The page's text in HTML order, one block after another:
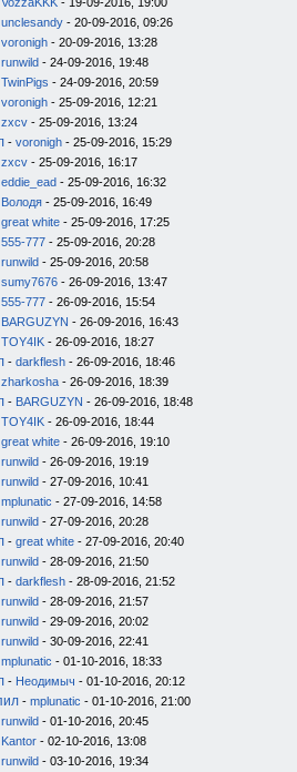
unclesandy - 20-09-2016, 09:26
voronigh - 20-09-2016, 13:28
runwild - 24-09-2016, 19:48
TwinPigs - 24-09-2016, 20:59
voronigh - 25-09-2016, 12:21
zxcv - 25-09-2016, 13:24
- voronigh - 25-09-2016, 15:29
zxcv - 25-09-2016, 16:17
eddie_ead - 25-09-2016, 16:32
Володя - 25-09-2016, 16:49
great white - 25-09-2016, 17:25
555-777 - 25-09-2016, 20:28
runwild - 25-09-2016, 20:58
sumy7676 - 26-09-2016, 13:47
555-777 - 26-09-2016, 15:54
BARGUZYN - 26-09-2016, 16:43
TOY4IK - 26-09-2016, 18:27
- darkflesh - 26-09-2016, 18:46
zharkosha - 26-09-2016, 18:39
- BARGUZYN - 26-09-2016, 18:48
TOY4IK - 26-09-2016, 18:44
great white - 26-09-2016, 19:10
runwild - 26-09-2016, 19:19
runwild - 27-09-2016, 10:41
mplunatic - 27-09-2016, 14:58
runwild - 27-09-2016, 20:28
- great white - 27-09-2016, 20:40
runwild - 28-09-2016, 21:50
- darkflesh - 28-09-2016, 21:52
runwild - 28-09-2016, 21:57
runwild - 29-09-2016, 20:02
runwild - 30-09-2016, 22:41
mplunatic - 01-10-2016, 18:33
- Неодимыч - 01-10-2016, 20:12
- mplunatic - 01-10-2016, 21:00
runwild - 01-10-2016, 20:45
Kantor - 02-10-2016, 13:08
runwild - 03-10-2016, 19:34